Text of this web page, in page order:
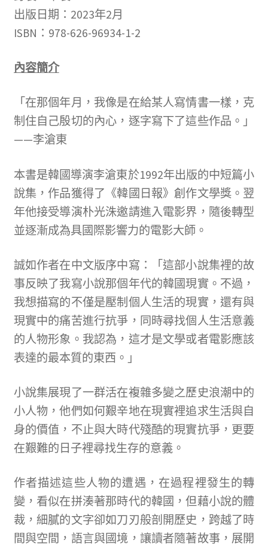
出版日期：2023年2月
ISBN：978-626-96934-1-2
內容簡介
「在那個年月，我像是在給某人寫情書一樣，克
制住自己殷切的內心，逐字寫下了這些作品。」
——李滄東
本書是韓國導演李滄東於1992年出版的中短篇小
說集，作品獲得了《韓國日報》創作文學獎。翌
年他接受導演朴光洙邀請進入電影界，隨後轉型
並逐漸成為具國際影響力的電影大師。
誠如作者在中文版序中寫：「這部小說集裡的故
事反映了我寫小說那個年代的韓國現實。不過，
我想描寫的不僅是壓制個人生活的現實，還有與
現實中的痛苦進行抗爭，同時尋找個人生活意義
的人物形象。我認為，這才是文學或者電影應該
表達的最本質的東西。」
小說集展現了一群活在複雜多變之歷史浪潮中的
小人物，他們如何艱辛地在現實裡追求生活與自
身的價值，不止與大時代殘酷的現實抗爭，更要
在艱難的日子裡尋找生存的意義。
作者描述這些人物的遭遇，在過程裡發生的轉
變，看似在拼湊著那時代的韓國，但藉小說的體
裁，細膩的文字卻如刀刃般剖開歷史，跨越了時
間與空間，語言與國境，讓讀者隨著故事，展開